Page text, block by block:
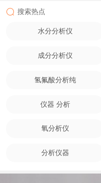
搜索热点
水分分析仪
成分分析仪
氢氟酸分析纯
仪器 分析
氧分析仪
分析仪器